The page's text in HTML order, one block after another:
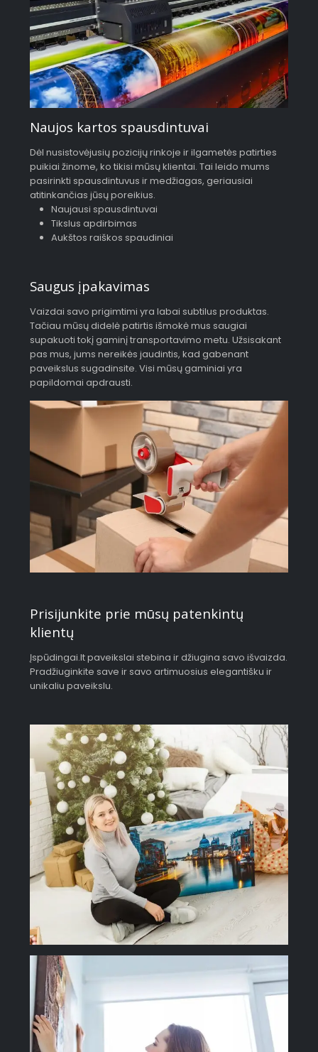
Naujos kartos spausdintuvai
Dėl nusistovėjusių pozicijų rinkoje ir ilgametės patirties
puikiai žinome, ko tikisi mūsų klientai. Tai leido mums
pasirinkti spausdintuvus ir medžiagas, geriausiai
atitinkančias jūsų poreikius.
Naujausi spausdintuvai
Tikslus apdirbimas
Aukštos raiškos spaudiniai
Saugus įpakavimas
Vaizdai savo prigimtimi yra labai subtilus produktas.
Tačiau mūsų didelė patirtis išmokė mus saugiai
supakuoti tokį gaminį transportavimo metu. Užsisakant
pas mus, jums nereikės jaudintis, kad gabenant
paveikslus sugadinsite. Visi mūsų gaminiai yra
papildomai apdrausti.
Prisijunkite prie mūsų patenkintų
klientų
Įspūdingai.lt paveikslai stebina ir džiugina savo išvaizda.
Pradžiuginkite save ir savo artimuosius elegantišku ir
unikaliu paveikslu.